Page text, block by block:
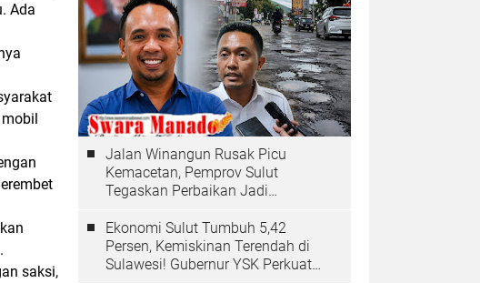
Ada
saksi,
Jalan Winangun Rusak Picu
Kemacetan, Pemprov Sulut
Tegaskan Perbaikan Jadi
Ekonomi Sulut Tumbuh 5,42
Persen, Kemiskinan Terendah di
Sulawesi! Gubernur YSK Perkuat